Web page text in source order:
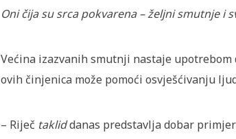
Oni čija su srca pokvarena – ‍željni smutnje i
Većina izazvanih smutnji nastaje
ovih činjenica može pomoći osvješćivanju
– Riječ takliddanas predstavlja dobar